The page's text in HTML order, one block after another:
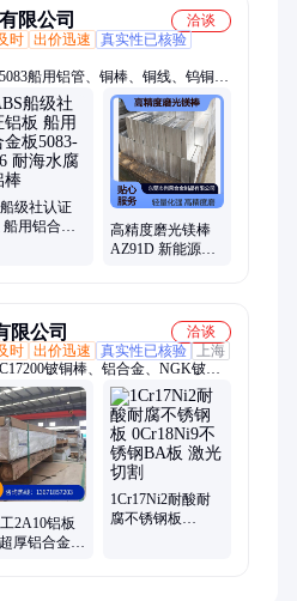
限公司
洽谈
时 出价迅速
真实性已核验
船用铝管、铜棒、铜线、钨铜、
合金
级社认证
船用铝合金
高精度磨光镁棒
AZ91D 新能源汽
限公司
洽谈
时 出价迅速 真实性已核验
上海
铍铜棒、铝合金、NGK铍铜
锡青铜棒、国标环保铝棒、铝板、
钢、合金钢
2A10铝板
厚铝合金板
1Cr17Ni2耐酸耐
腐不锈钢板